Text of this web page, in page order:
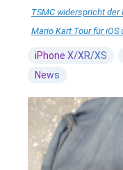
TSMC widerspricht der
Mario Kart Tour für
iPhone X/XR/XS
News